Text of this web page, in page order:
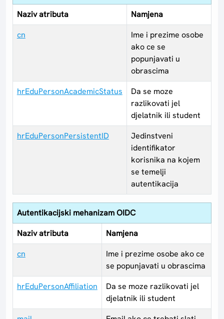
Naziv atributa
Namjena
cn
Ime i prezime osobe
ako ce se
popunjavati u
obrascima
hrEduPersonAcademicStatus
Da se moze
razlikovati jel
djelatnik ili student
hrEduPersonPersistentID
Jedinstveni
identifikator
korisnika na kojem
se temelji
autentikacija
Autentikacijski mehanizam OIDC
Naziv atributa
Namjena
cn
Ime i prezime osobe ako ce
se popunjavati u obrascima
hrEduPersonAffiliation
Da se moze razlikovati jel
djelatnik ili student